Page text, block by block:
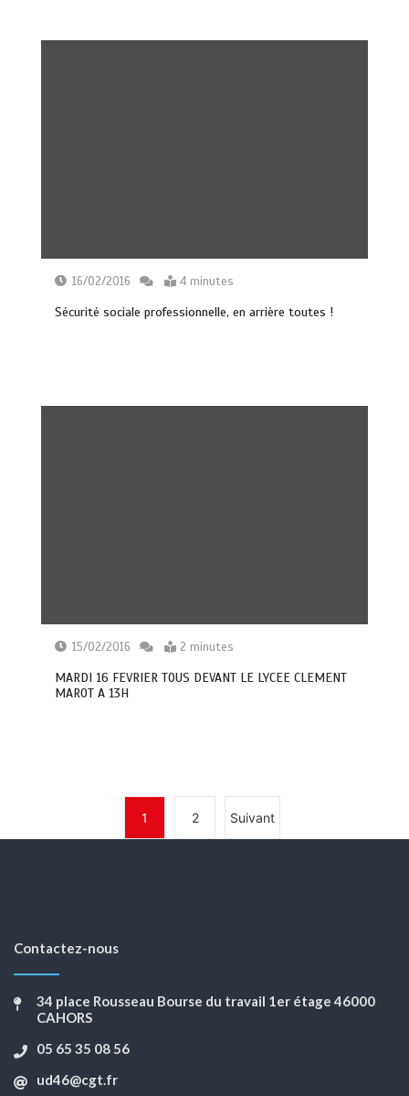
16/02/2016 4 minutes
Sécurité sociale professionnelle, en arrière toutes !
15/02/2016 2 minutes
MARDI 16 FEVRIER TOUS DEVANT LE LYCEE CLEMENT
MAROT A 13H
1 2 Suivant
Contactez-nous
34 place Rousseau Bourse du travail 1er étage 46000
CAHORS
05 65 35 08 56
ud46@cgt.fr